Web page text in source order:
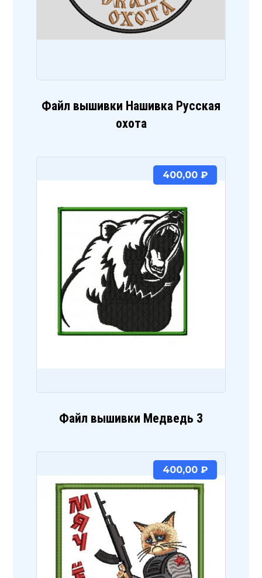
Файл вышивки Нашивка Русская
охота
Файл вышивки Медведь 3
400,00 ₽
400,00 ₽